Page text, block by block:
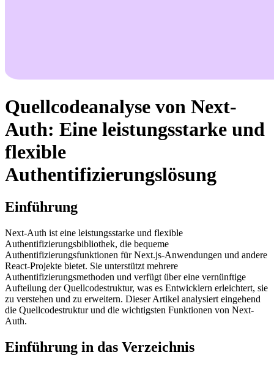
Quellcodeanalyse von Next-
Auth: Eine leistungsstarke und
flexible
Authentifizierungslösung
Einführung
Next-Auth ist eine leistungsstarke und flexible
Authentifizierungsbibliothek, die bequeme
Authentifizierungsfunktionen für Next.js-Anwendungen und andere
React-Projekte bietet. Sie unterstützt mehrere
Authentifizierungsmethoden und verfügt über eine vernünftige
Aufteilung der Quellcodestruktur, was es Entwicklern erleichtert, sie
zu verstehen und zu erweitern. Dieser Artikel analysiert eingehend
die Quellcodestruktur und die wichtigsten Funktionen von Next-
Auth.
Einführung in das Verzeichnis